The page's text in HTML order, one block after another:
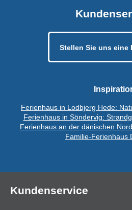
Stellen Sie uns eine
Ferienhaus in Lodbjerg Hede:
Ferienhaus in Söndervig:
Ferienhaus an der dänischen
Familie-Ferienhaus
Kundenservice